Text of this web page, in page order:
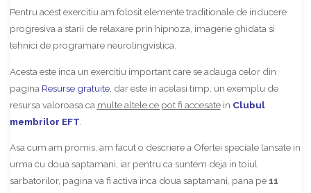
Pentru acest exercitiu am folosit elemente traditionale de inducere
progresiva a starii de relaxare prin hipnoza, imagerie ghidata si
tehnici de programare neurolingvistica.
Acesta este inca un exercitiu important care se adauga celor din
pagina Resurse gratuite, dar este in acelasi timp, un exemplu de
resursa valoroasa ca multe altele ce pot fi accesatein Clubul
membrilor EFT
Asa cum am promis, am facut o descriere a Ofertei speciale lansate in
urma cu doua saptamani, iar pentru ca suntem deja in toiul
sarbatorilor, pagina va fi activa inca doua saptamani, pana pe11